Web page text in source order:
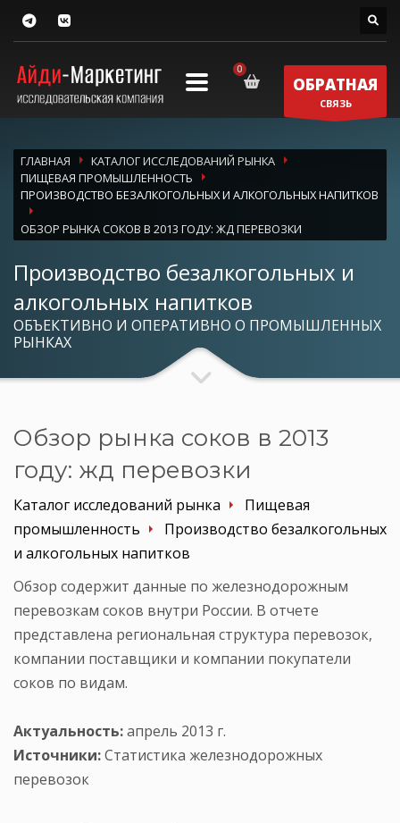
ОБРАТНАЯ
СВЯЗЬ
ГЛАВНАЯ
КАТАЛОГ ИССЛЕДОВАНИЙ РЫНКА
ПИЩЕВАЯ ПРОМЫШЛЕННОСТЬ
ПРОИЗВОДСТВО БЕЗАЛКОГОЛЬНЫХ И АЛКОГОЛЬНЫХ НАПИТКОВ
ОБЗОР РЫНКА СОКОВ В 2013 ГОДУ: ЖД ПЕРЕВОЗКИ
Производство безалкогольных и
алкогольных напитков
ОБЪЕКТИВНО И ОПЕРАТИВНО О ПРОМЫШЛЕННЫХ
РЫНКАХ
Обзор рынка соков в 2013
году: жд перевозки
Каталог исследований рынка
Пищевая
промышленность
Производство безалкогольных
и алкогольных напитков
Обзор содержит данные по железнодорожным
перевозкам соков внутри России. В отчете
представлена региональная структура перевозок,
компании поставщики и компании покупатели
соков по видам.
Актуальность:апрель 2013 г.
Источники:Статистика железнодорожных
перевозок